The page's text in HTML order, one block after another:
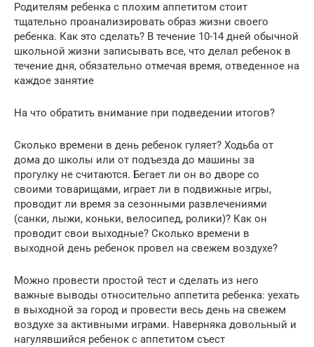
Родителям ребенка с плохим аппетитом стоит
тщательно проанализировать образ жизни своего
ребенка. Как это сделать? В течение 10-14 дней обычной
школьной жизни записывать все, что делал ребенок в
течение дня, обязательно отмечая время, отведенное на
каждое занятие
На что обратить внимание при подведении итогов?
Сколько времени в день ребенок гуляет? Ходьба от
дома до школы или от подъезда до машины за
прогулку не считаются. Бегает ли он во дворе со
своими товарищами, играет ли в подвижные игры,
проводит ли время за сезонными развлечениями
(санки, лыжи, коньки, велосипед, ролики)? Как он
проводит свои выходные? Сколько времени в
выходной день ребенок провел на свежем воздухе?
Можно провести простой тест и сделать из него
важные выводы относительно аппетита ребенка: уехать
в выходной за город и провести весь день на свежем
воздухе за активными играми. Наверняка довольный и
нагулявшийся ребенок с аппетитом съест